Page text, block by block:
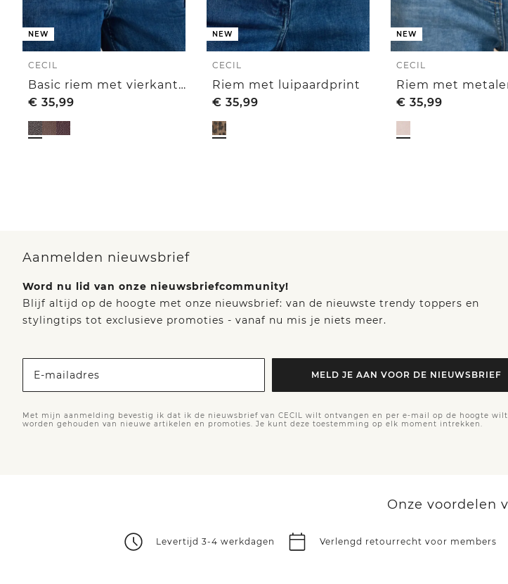
NEW
CECIL
Basic riem met vierkante gesp
€ 35,99
NEW
CECIL
Riem met luipaardprint
€ 35,99
NEW
CECIL
€ 35,99
Aanmelden nieuwsbrief
Word nu lid van onze nieuwsbriefcommunity!
Blijf altijd op de hoogte met onze nieuwsbrief: van de nieuwste trendy toppers en
stylingtips tot exclusieve promoties - vanaf nu mis je niets meer.
E-mailadres MELD JE AAN VOOR DE NIEUWSBRIEF
Met mijn aanmelding bevestig ik dat ik de nieuwsbrief van CECIL wilt ontvangen en per e-mail op de hoogte wilt
worden gehouden van nieuwe artikelen en promoties. Je kunt deze toestemming op elk moment intrekken.
Onze voordelen
Levertijd 3-4 werkdagen Verlengd retourrecht voor members